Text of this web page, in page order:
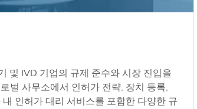
및 IVD 기업의 규제 준수와 시장 진입을
벌 사무소에서 인허가 전략, 장치 등록,
인허가 대리 서비스를 포함한 다양한 규